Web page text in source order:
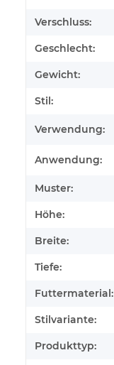
Verschluss:
Geschlecht:
Gewicht:
Stil:
Verwendung:
Anwendung:
Muster:
Höhe:
Breite:
Tiefe:
Futtermaterial:
Stilvariante:
Produkttyp: